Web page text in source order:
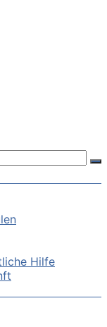
Hilfe